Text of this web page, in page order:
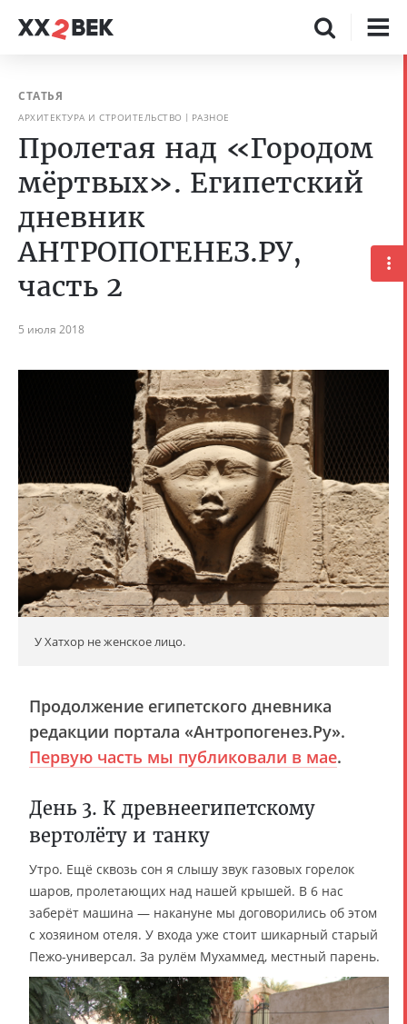
СТАТЬЯ
АРХИТЕКТУРА И СТРОИТЕЛЬСТВО РАЗНОЕ
Пролетая над «Городом
мёртвых». Египетский
дневник
АНТРОПОГЕНЕЗ.РУ,
часть 2
5 июля 2018
У Хатхор не женское лицо.
Продолжение египетского дневника
редакции портала «Антропогенез.Ру».
Первую часть мы публиковали в мае.
День 3. К древнеегипетскому
вертолёту и танку
Утро. Ещё сквозь сон я слышу звук газовых горелок
шаров, пролетающих над нашей крышей. В 6 нас
заберёт машина — накануне мы договорились об этом
с хозяином отеля. У входа уже стоит шикарный старый
Пежо-универсал. За рулём Мухаммед, местный парень.